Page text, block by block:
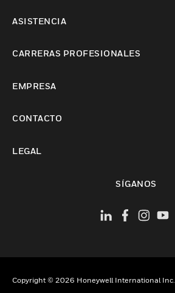
ASISTENCIA
CARRERAS PROFESIONALES
EMPRESA
CONTACTO
LEGAL
SÍGANOS
Copyright © 2026 Honeywell International Inc.